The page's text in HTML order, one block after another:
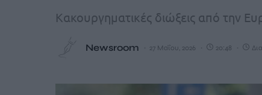
Κακουργηματικές διώξεις από την
Newsroom 27 Μαΐου, 2026 20:48